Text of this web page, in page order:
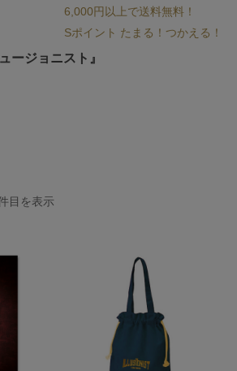
6,000円以上で送料無料！
Sポイント たまる！つかえる！
ージョニスト』
目を表示